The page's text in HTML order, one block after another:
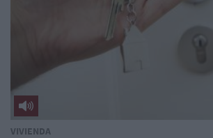
VIVIENDA